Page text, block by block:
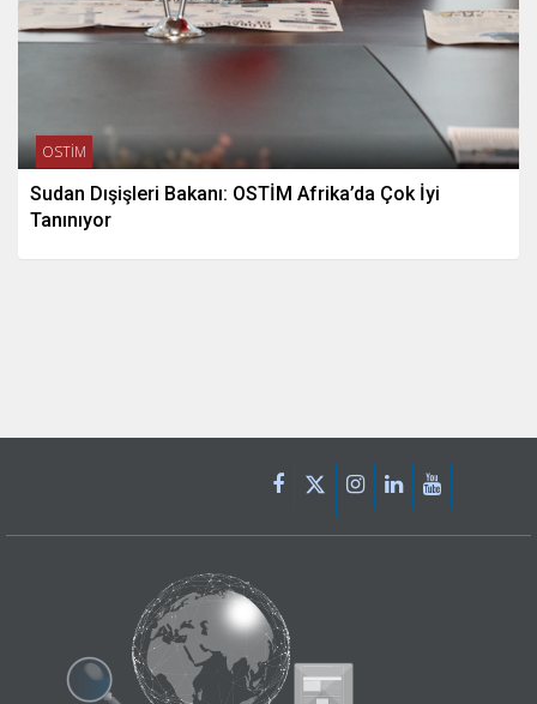
OSTİM
Sudan Dışişleri Bakanı: OSTİM Afrika’da Çok İyi
Tanınıyor